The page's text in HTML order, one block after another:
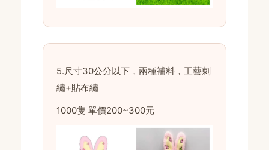
5.尺寸30公分以下，兩種補料，工藝刺
繡+貼布繡
1000隻 單價200~300元